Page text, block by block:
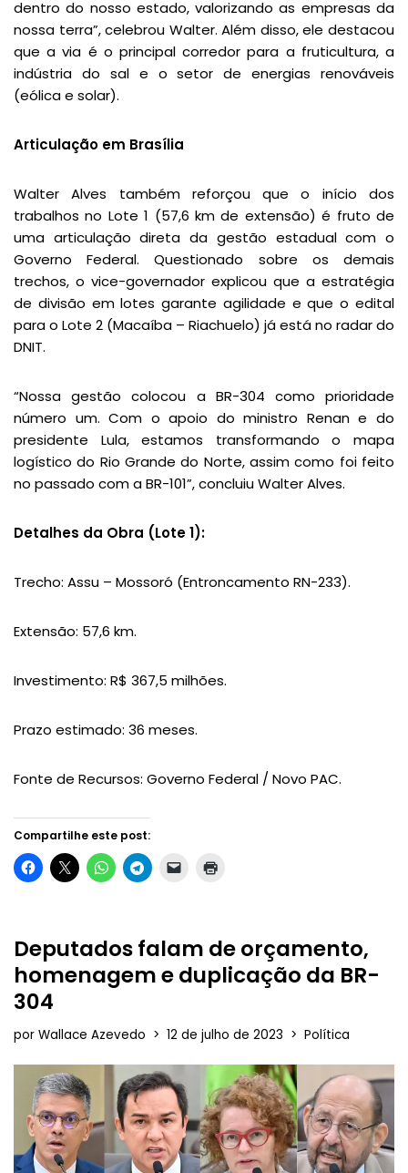
dentro do nosso estado, valorizando as empresas da
nossa terra”, celebrou Walter. Além disso, ele destacou
que a via é o principal corredor para a fruticultura, a
indústria do sal e o setor de energias renováveis
(eólica e solar).
Articulação em Brasília
Walter Alves também reforçou que o início dos
trabalhos no Lote 1 (57,6 km de extensão) é fruto de
uma articulação direta da gestão estadual com o
Governo Federal. Questionado sobre os demais
trechos, o vice-governador explicou que a estratégia
de divisão em lotes garante agilidade e que o edital
para o Lote 2 (Macaíba – Riachuelo) já está no radar do
DNIT.
“Nossa gestão colocou a BR-304 como prioridade
número um. Com o apoio do ministro Renan e do
presidente Lula, estamos transformando o mapa
logístico do Rio Grande do Norte, assim como foi feito
no passado com a BR-101”, concluiu Walter Alves.
Detalhes da Obra (Lote 1):
Trecho: Assu – Mossoró (Entroncamento RN-233).
Extensão: 57,6 km.
Investimento: R$ 367,5 milhões.
Prazo estimado: 36 meses.
Fonte de Recursos: Governo Federal / Novo PAC.
Compartilhe este post:
Deputados falam de orçamento,
homenagem e duplicação da BR-
304
por Wallace Azevedo 12 de julho de 2023 Política